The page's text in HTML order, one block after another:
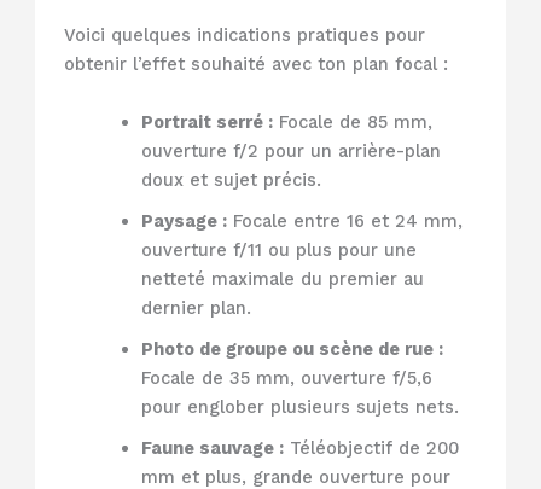
Voici quelques indications pratiques pour
obtenir l’effet souhaité avec ton plan focal :
Portrait serré :Focale de 85 mm,
ouverture f/2 pour un arrière-plan
doux et sujet précis.
Paysage :Focale entre 16 et 24 mm,
ouverture f/11 ou plus pour une
netteté maximale du premier au
dernier plan.
Photo de groupe ou scène de rue :
Focale de 35 mm, ouverture f/5,6
pour englober plusieurs sujets nets.
Faune sauvage :Téléobjectif de 200
mm et plus, grande ouverture pour